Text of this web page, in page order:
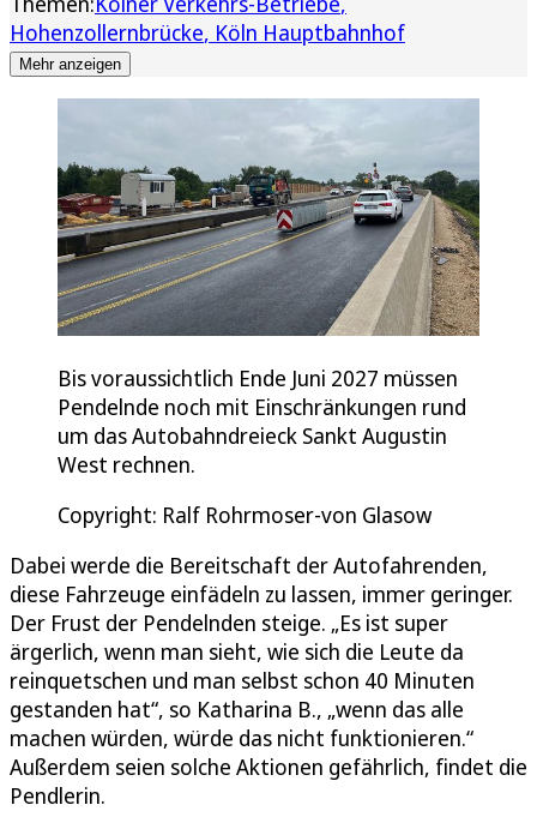
Hohenzollernbrücke Köln Hauptbahnhof
Mehr anzeigen
Bis voraussichtlich Ende Juni 2027 müssen
Pendelnde noch mit Einschränkungen rund
um das Autobahndreieck Sankt Augustin
West rechnen.
Copyright: Ralf Rohrmoser-von Glasow
Dabei werde die Bereitschaft der Autofahrenden,
diese Fahrzeuge einfädeln zu lassen, immer geringer.
Der Frust der Pendelnden steige. „Es ist super
ärgerlich, wenn man sieht, wie sich die Leute da
reinquetschen und man selbst schon 40 Minuten
gestanden hat“, so Katharina B., „wenn das alle
machen würden, würde das nicht funktionieren.“
Außerdem seien solche Aktionen gefährlich, findet die
Pendlerin.